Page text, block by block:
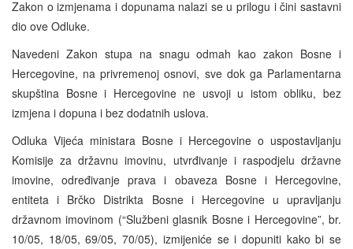
Zakon o izmjenama i dopunama nalazi se u prilogu i čini sastavni
dio ove Odluke.
Navedeni Zakon stupa na snagu odmah kao zakon Bosne i
Hercegovine, na privremenoj osnovi, sve dok ga Parlamentarna
skupština Bosne i Hercegovine ne usvoji u istom obliku, bez
izmjena i dopuna i bez dodatnih uslova.
Odluka Vijeća ministara Bosne i Hercegovine o uspostavljanju
Komisije za državnu imovinu, utvrđivanje i raspodjelu državne
imovine, određivanje prava i obaveza Bosne i Hercegovine,
entiteta i Brčko Distrikta Bosne i Hercegovine u upravljanju
državnom imovinom (“Službeni glasnik Bosne i Hercegovine”, br.
10/05, 18/05, 69/05, 70/05), izmijeniće se i dopuniti kako bi se